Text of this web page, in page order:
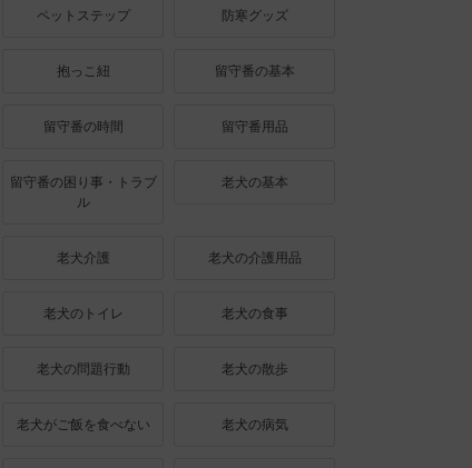
ペットステップ 防寒グッズ
抱っこ紐 留守番の基本
留守番の時間 留守番用品
留守番の困り事・トラブ
ル
老犬の基本
老犬介護 老犬の介護用品
老犬のトイレ 老犬の食事
老犬の問題行動 老犬の散歩
老犬がご飯を食べない 老犬の病気